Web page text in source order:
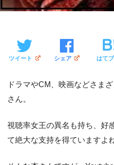
ツイート シェア はてブ
ドラマやCM、映画などさま
さん。
視聴率女王の異名も持ち、好
て絶大な支持を得ていますよね